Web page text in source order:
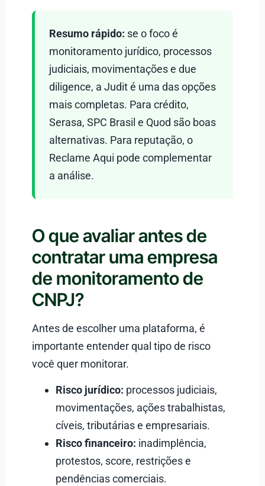
Resumo rápido: se o foco é
monitoramento jurídico, processos
judiciais, movimentações e due
diligence, a Judit é uma das opções
mais completas. Para crédito,
Serasa, SPC Brasil e Quod são boas
alternativas. Para reputação, o
Reclame Aqui pode complementar
a análise.
O que avaliar antes de
contratar uma empresa
de monitoramento de
CNPJ?
Antes de escolher uma plataforma, é
importante entender qual tipo de risco
você quer monitorar.
Risco jurídico: processos judiciais,
movimentações, ações trabalhistas,
cíveis, tributárias e empresariais.
Risco financeiro: inadimplência,
protestos, score, restrições e
pendências comerciais.